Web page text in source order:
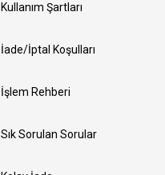
Kullanım Şartları
İade/İptal Koşulları
İşlem Rehberi
Sık Sorulan Sorular